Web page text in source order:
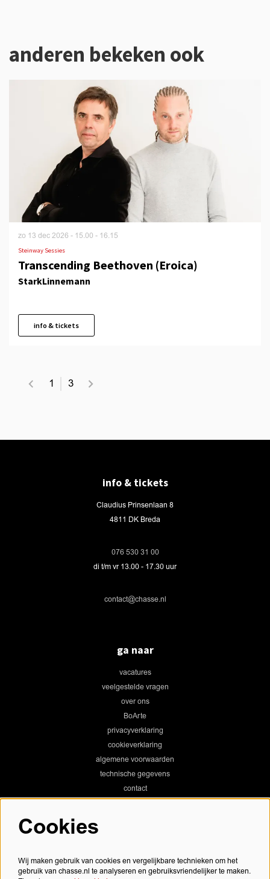
anderen bekeken ook
Transcending Beethoven (Eroica)
StarkLinnemann
Steinway Sessies
zo 13 dec 2026 - 15.00 - 16.15
info & tickets
1 3
info & tickets
Claudius Prinsenlaan 8
4811 DK Breda
076 530 31 00
di t/m vr 13.00 - 17.30 uur
contact@chasse.nl
ga naar
vacatures
veelgestelde vragen
over ons
BoArte
privacyverklaring
cookieverklaring
algemene voorwaarden
technische gegevens
contact
Cookies
Wij maken gebruik van cookies en vergelijkbare technieken om het
gebruik van chasse.nl te analyseren en gebruiksvriendelijker te maken.